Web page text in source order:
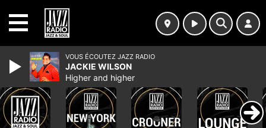
VOUS ÉCOUTEZ JAZZ RADIO
JACKIE WILSON
Higher and higher